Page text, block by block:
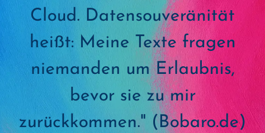
Cloud. Datensouveränität
heißt: Meine Texte fragen
niemanden um Erlaubnis,
bevor sie zu mir
zurückkommen." (Bobaro.de)